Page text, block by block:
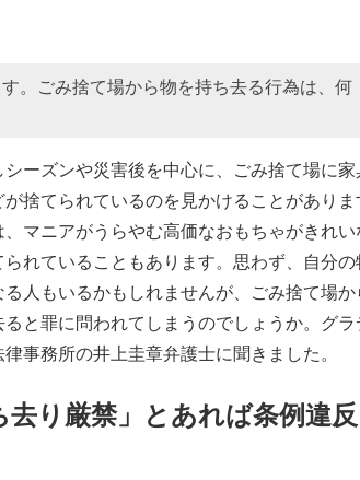
。ごみ捨て場から物を持ち去る行為は、何
ーズンや災害後を中心に、ごみ捨て場に家
が捨てられているのを見かけることがありま
、マニアがうらやむ高価なおもちゃがきれい
られていることもあります。思わず、自分の
る人もいるかもしれませんが、ごみ捨て場か
ると罪に問われてしまうのでしょうか。グラ
律事務所の井上圭章弁護士に聞きました。
去り厳禁」とあれば条例違反